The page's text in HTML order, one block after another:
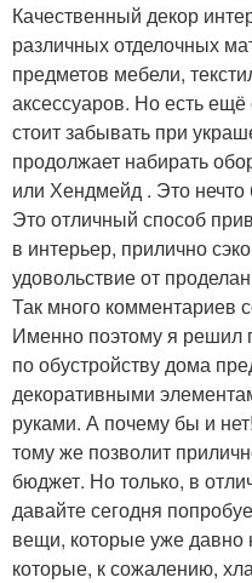
Качественный декор
различных отделочных
предметов мебели,
аксессуаров. Но есть
стоит забывать при
продолжает набирать
или Хендмейд . Это
Это отличный способ
в интерьер, прилично
удовольствие от
Так много комментариев
Именно поэтому я решил
по обустройству дома
декоративными
руками. А почему бы и
тому же позволит
бюджет. Но только, в
давайте сегодня
вещи, которые уже давно
которые, к сожалению,